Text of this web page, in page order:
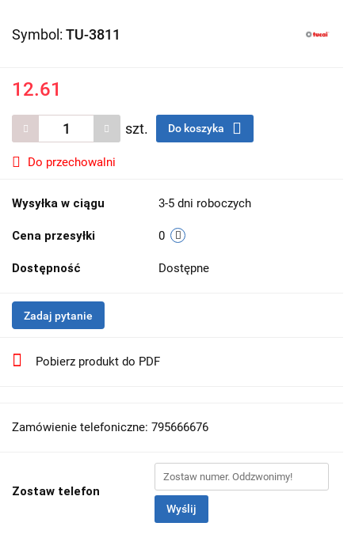
Symbol: TU-3811
12.61
szt. Do koszyka
Do przechowalni
Wysyłka w ciągu 3-5 dni roboczych
Cena przesyłki 0
Dostępność Dostępne
Zadaj pytanie
Pobierz produkt do PDF
Zamówienie telefoniczne: 795666676
Zostaw telefon
Wyślij